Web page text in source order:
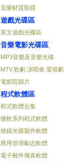
音樂材質取樣
遊戲光碟區
英文遊戲光碟區
音樂電影光碟區
MP3音樂及音樂光碟
MTV.歌劇.演唱會.電視劇
電影院縣片
程式軟體區
程式軟體合集
微軟系列程式軟體
燒錄光碟製作軟體
商用管理勵志軟體
電子郵件傳真軟體